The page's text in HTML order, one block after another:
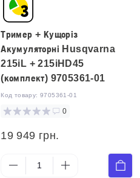
Тример + Кущоріз
Акумуляторні Husqvarna
215iL + 215iHD45
(комплект) 9705361-01
Код товару: 9705361-01
0
19 949 грн.